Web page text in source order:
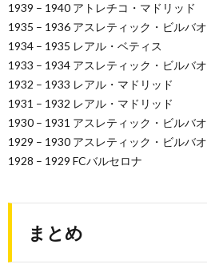
1939 – 1940 アトレチコ・マドリッド
1935 – 1936 アスレティック・ビルバオ
1934 – 1935 レアル・ベティス
1933 – 1934 アスレティック・ビルバオ
1932 – 1933 レアル・マドリッド
1931 – 1932 レアル・マドリッド
1930 – 1931 アスレティック・ビルバオ
1929 – 1930 アスレティック・ビルバオ
1928 – 1929 FCバルセロナ
まとめ